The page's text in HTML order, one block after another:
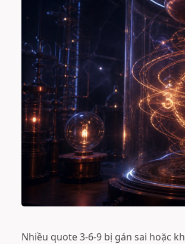
Nhiều quote 3-6-9 bị gán sai hoặc